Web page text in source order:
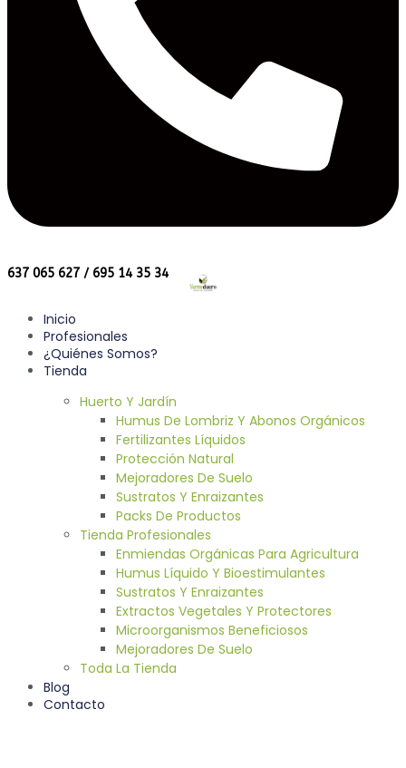
637 065 627 / 695 14 35 34
Inicio
Profesionales
¿Quiénes Somos?
Tienda
Huerto Y Jardín
Humus De Lombriz Y Abonos Orgánicos
Fertilizantes Líquidos
Protección Natural
Mejoradores De Suelo
Sustratos Y Enraizantes
Packs De Productos
Tienda Profesionales
Enmiendas Orgánicas Para Agricultura
Humus Líquido Y Bioestimulantes
Sustratos Y Enraizantes
Extractos Vegetales Y Protectores
Microorganismos Beneficiosos
Mejoradores De Suelo
Toda La Tienda
Blog
Contacto